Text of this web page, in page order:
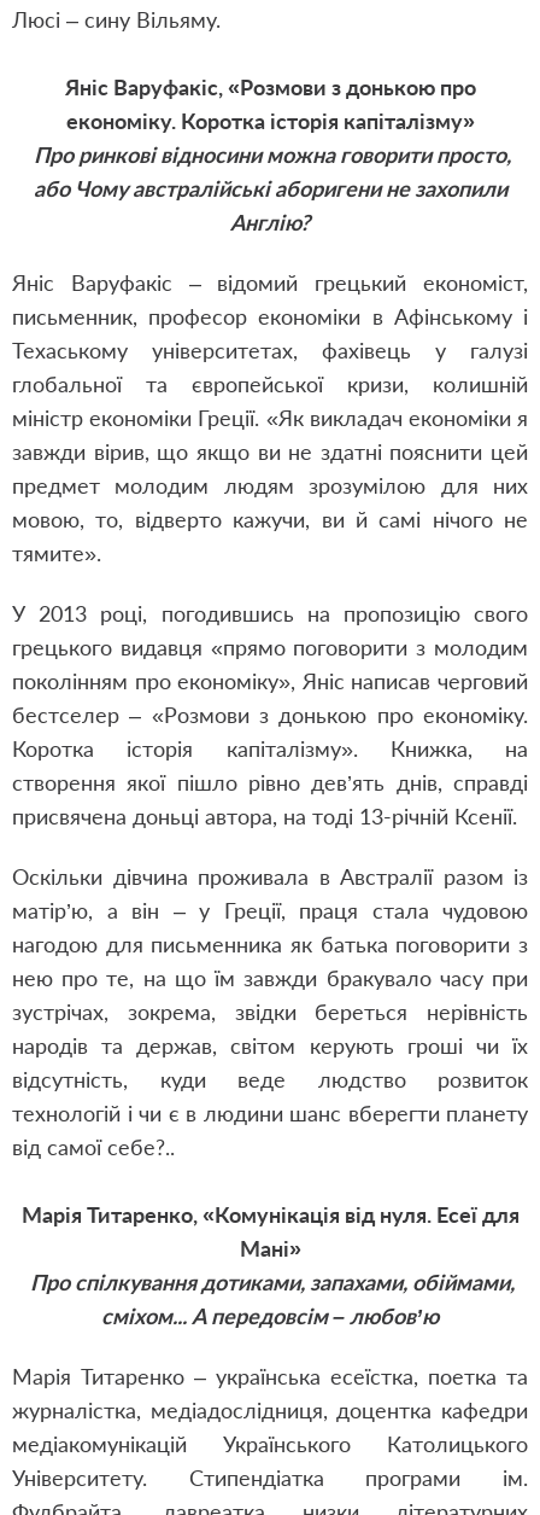
Люсі – сину Вільяму.
Яніс Варуфакіс, «Розмови з донькою про
економіку. Коротка історія капіталізму»
Про ринкові відносини можна говорити просто,
або Чому австралійські аборигени не захопили
Англію?
Яніс Варуфакіс – відомий грецький економіст,
письменник, професор економіки в Афінському і
Техаському університетах, фахівець у галузі
глобальної та європейської кризи, колишній
міністр економіки Греції. «Як викладач економіки я
завжди вірив, що якщо ви не здатні пояснити цей
предмет молодим людям зрозумілою для них
мовою, то, відверто кажучи, ви й самі нічого не
тямите».
У 2013 році, погодившись на пропозицію свого
грецького видавця «прямо поговорити з молодим
поколінням про економіку», Яніс написав черговий
бестселер – «Розмови з донькою про економіку.
Коротка історія капіталізму». Книжка, на
створення якої пішло рівно дев’ять днів, справді
присвячена доньці автора, на тоді 13-річній Ксенії.
Оскільки дівчина проживала в Австралії разом із
матір’ю, а він – у Греції, праця стала чудовою
нагодою для письменника як батька поговорити з
нею про те, на що їм завжди бракувало часу при
зустрічах, зокрема, звідки береться нерівність
народів та держав, світом керують гроші чи їх
відсутність, куди веде людство розвиток
технологій і чи є в людини шанс вберегти планету
від самої себе?..
Марія Титаренко, «Комунікація від нуля. Есеї для
Мані»
Про спілкування дотиками, запахами, обіймами,
сміхом... А передовсім – любов’ю
Марія Титаренко – українська есеїстка, поетка та
журналістка, медіадослідниця, доцентка кафедри
медіакомунікацій Українського Католицького
Університету. Стипендіатка програми ім.